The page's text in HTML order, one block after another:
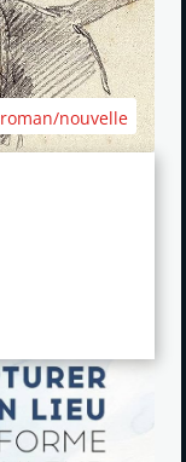
roman/nouvelle